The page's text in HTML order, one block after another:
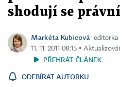
shodují se
Markéta Kubicová
editorka
11. 11. 2011 08:15 ▪
PŘEHRÁT ČLÁNEK
ODEBÍRAT AUTORKU